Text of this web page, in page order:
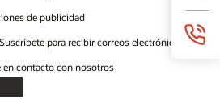
de publicidad
Suscríbete para recibir correos electrónicos
en contacto con nosotros